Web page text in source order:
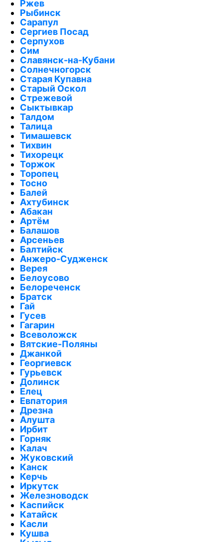
Ржев
Рыбинск
Сарапул
Сергиев Посад
Серпухов
Сим
Славянск-на-Кубани
Солнечногорск
Старая Купавна
Старый Оскол
Стрежевой
Сыктывкар
Талдом
Талица
Тимашевск
Тихвин
Тихорецк
Торжок
Торопец
Тосно
Балей
Ахтубинск
Абакан
Артём
Балашов
Арсеньев
Балтийск
Анжеро-Судженск
Верея
Белоусово
Белореченск
Братск
Гай
Гусев
Гагарин
Всеволожск
Вятские-Поляны
Джанкой
Георгиевск
Гурьевск
Долинск
Елец
Евпатория
Дрезна
Алушта
Ирбит
Горняк
Калач
Жуковский
Канск
Керчь
Иркутск
Железноводск
Каспийск
Катайск
Касли
Кушва